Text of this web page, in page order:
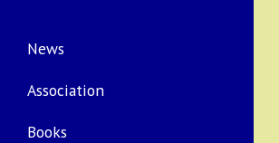
News
Association
Books